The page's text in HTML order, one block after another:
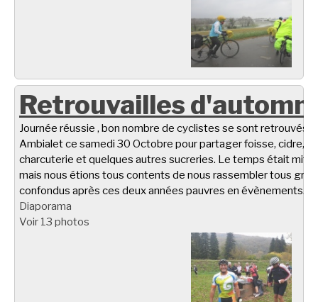
Retrouvailles
Journée réussie , bon nombre de cyclistes se sont retrouvés à
Ambialet ce samedi 30 Octobre pour partager foisse, cidre,
charcuterie et quelques autres sucreries. Le temps était
mais nous étions tous contents de nous rassembler tous
confondus après ces deux années pauvres en évènements.
Diaporama
Voir 13 photos